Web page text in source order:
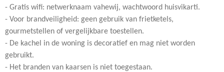
- Gratis wifi: netwerknaam vahewij, wachtwoord huisvikarti.
- Voor brandveiligheid: geen gebruik van frietketels,
gourmetstellen of vergelijkbare toestellen.
- De kachel in de woning is decoratief en mag niet worden
gebruikt.
- Het branden van kaarsen is niet toegestaan.